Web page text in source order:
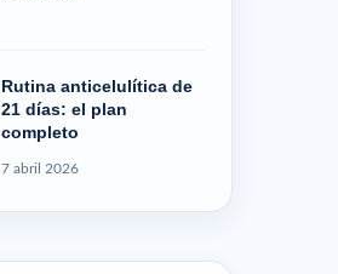
Rutina anticelulítica de
21 días: el plan
completo
7 abril 2026